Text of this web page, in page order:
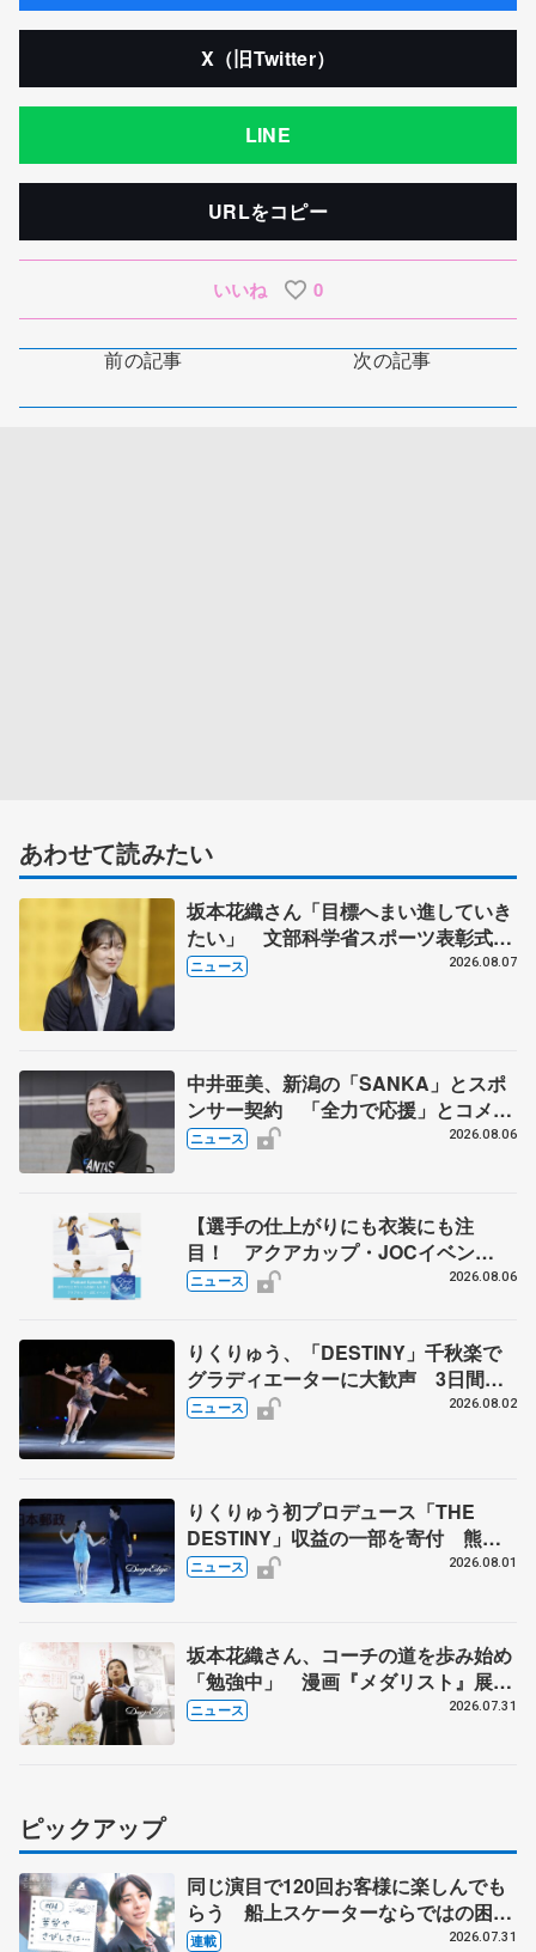
X（旧Twitter）
LINE
URLをコピー
いいね 0
前の記事 次の記事
あわせて読みたい
坂本花織さん「目標へまい進していき
たい」 文部科学省スポーツ表彰式で
代表謝辞
ニュース 2026.08.07
中井亜美、新潟の「SANKA」とスポ
ンサー契約 「全力で応援」とコメン
ト
ニュース 2026.08.06
【選手の仕上がりにも衣装にも注
目！ アクアカップ・JOCイベン
ト】 ポッドキャスト#76を配信
ニュース 2026.08.06
りくりゅう、「DESTINY」千秋楽で
グラディエーターに大歓声 3日間の
計4公演で延べ約１万8千人動員、三浦
ニュース 2026.08.02
りくりゅう初プロデュース「THE
DESTINY」収益の一部を寄付 熊本
地震、被災者支援
ニュース 2026.08.01
坂本花織さん、コーチの道を歩み始め
「勉強中」 漫画『メダリスト』展覧
会で子どもたちにエール
ニュース 2026.07.31
ピックアップ
同じ演目で120回お客様に楽しんでも
らう 船上スケーターならではの困難
とは 影響あったPIW前キャプテン松
連載 2026.07.31